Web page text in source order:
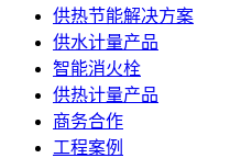
供热节能解决方案
供水计量产品
智能消火栓
供热计量产品
商务合作
工程案例